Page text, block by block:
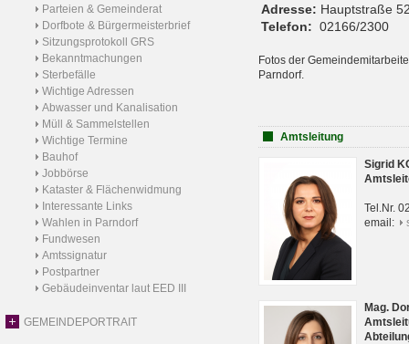
Parteien & Gemeinderat
Dorfbote & Bürgermeisterbrief
Sitzungsprotokoll GRS
Bekanntmachungen
Sterbefälle
Wichtige Adressen
Abwasser und Kanalisation
Müll & Sammelstellen
Wichtige Termine
Bauhof
Jobbörse
Kataster & Flächenwidmung
Interessante Links
Wahlen in Parndorf
Fundwesen
Amtssignatur
Postpartner
Gebäudeinventar laut EED III
GEMEINDEPORTRAIT
Adresse: Hauptstraße
Telefon: 02166/2300
Fotos der
Parndorf.
Amtsleitung
Sigrid
Tel.Nr.
email:
Mag.